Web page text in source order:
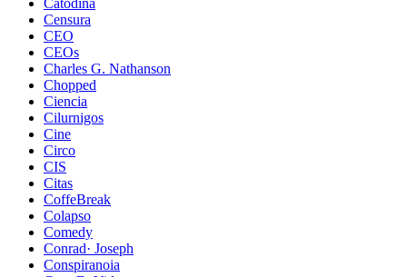
Catodina
Censura
CEO
CEOs
Charles G. Nathanson
Chopped
Ciencia
Cilurnigos
Cine
Circo
CIS
Citas
CoffeBreak
Colapso
Comedy
Conrad· Joseph
Conspiranoia